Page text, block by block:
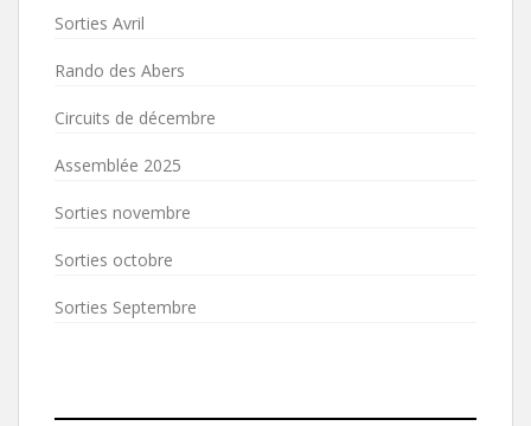
Sorties Avril
Rando des Abers
Circuits de décembre
Assemblée 2025
Sorties novembre
Sorties octobre
Sorties Septembre